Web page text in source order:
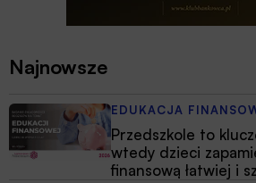
Najnowsze
EDUKACJA
Przedszkole to
wtedy dzieci
finansową łatwiej i